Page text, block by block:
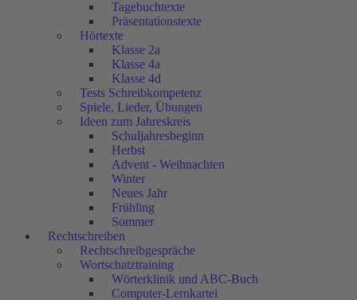
Tagebuchtexte
Präsentationstexte
Hörtexte
Klasse 2a
Klasse 4a
Klasse 4d
Tests Schreibkompetenz
Spiele, Lieder, Übungen
Ideen zum Jahreskreis
Schuljahresbeginn
Herbst
Advent - Weihnachten
Winter
Neues Jahr
Frühling
Sommer
Rechtschreiben
Rechtschreibgespräche
Wortschatztraining
Wörterklinik und ABC-Buch
Computer-Lernkartei